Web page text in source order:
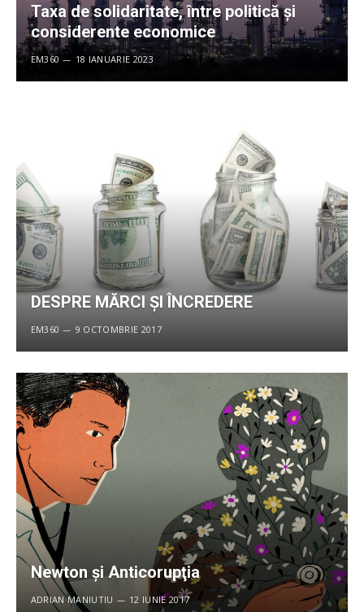
Taxa de solidaritate, între politică și
considerente economice
EM360 18 IANUARIE 2023
DESPRE MĂRCI ȘI ÎNCREDERE
EM360 9 OCTOMBRIE 2017
Newton şi Anticorupţia
ADRIAN MANIUTIU 12 IUNIE 2017